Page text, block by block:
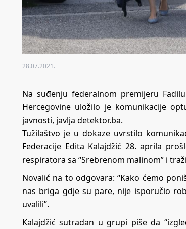
28.07.2021.
Na suđenju federalnom premijeru
Hercegovine uložilo je komunikacije
javnosti, javlja detektor.ba.
Tužilaštvo je u dokaze uvrstilo
Federacije Edita Kalajdžić 28. aprila
respiratora sa “Srebrenom malinom” i
Novalić na to odgovara: “Kako ćemo
nas briga gdje su pare, nije isporučio
uvalili”.
Kalajdžić sutradan u grupi piše da